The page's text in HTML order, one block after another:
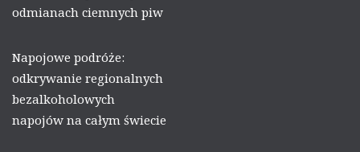
odmianach ciemnych piw
Napojowe podróże:
odkrywanie regionalnych
bezalkoholowych
napojów na całym świecie